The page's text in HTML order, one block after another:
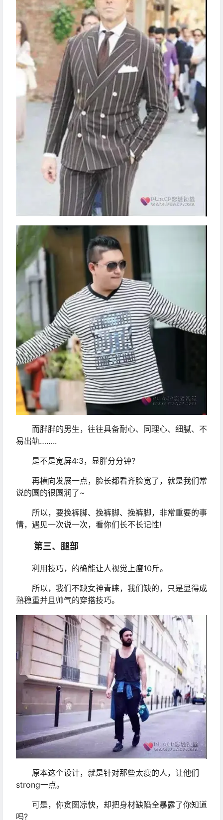
而胖胖的男生，往往具备耐心、同理心、细腻、不
易出轨……..
是不是宽屏4:3，显胖分分钟?
再横向发展一点，脸长都看齐脸宽了，就是我们常
说的圆的很圆润了~
所以，要挽裤脚、挽裤脚、挽裤脚，非常重要的事
情，遇见一次说一次，看你们长不长记性!
第三、腿部
利用技巧，的确能让人视觉上瘦10斤。
所以，我们不缺女神青睐，我们缺的，只是显得成
熟稳重并且帅气的穿搭技巧。
原本这个设计，就是针对那些太瘦的人，让他们
strong一点。
可是，你贪图凉快，却把身材缺陷全暴露了你知道
吗?